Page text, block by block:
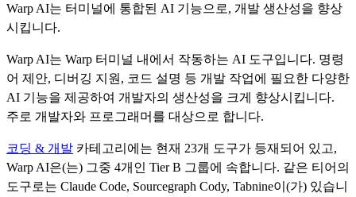
Warp AI는 터미널에 통합된 AI 기능으로, 개발 생산성을 향상
시킵니다.
Warp AI는 Warp 터미널 내에서 작동하는 AI 도구입니다. 명령
어 제안, 디버깅 지원, 코드 설명 등 개발 작업에 필요한 다양한
AI 기능을 제공하여 개발자의 생산성을 크게 향상시킵니다.
주로 개발자와 프로그래머를 대상으로 합니다.
코딩 & 개발 카테고리에는 현재 23개 도구가 등재되어 있고,
Warp AI은(는) 그중 4개인 TierB 그룹에 속합니다. 같은 티어의
도구로는 Claude Code, Sourcegraph Cody, Tabnine이(가) 있습니